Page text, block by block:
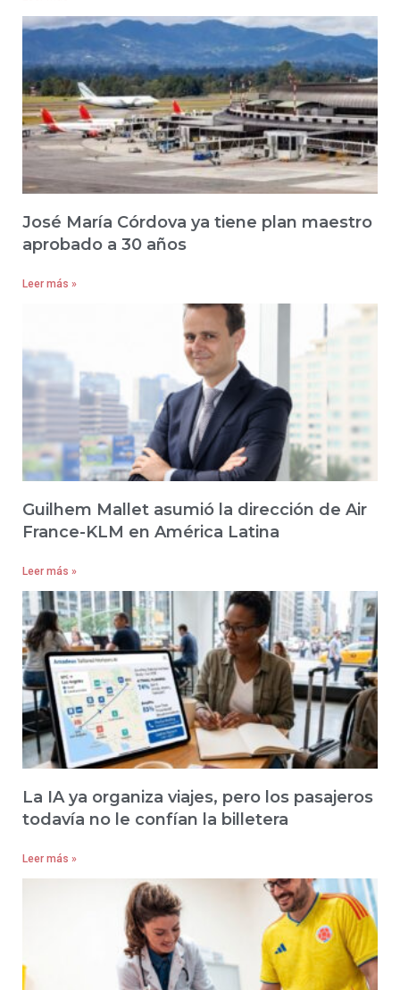
José María Córdova ya tiene plan maestro
aprobado a 30 años
Leer más »
Guilhem Mallet asumió la dirección de Air
France-KLM en América Latina
Leer más »
La IA ya organiza viajes, pero los pasajeros
todavía no le confían la billetera
Leer más »